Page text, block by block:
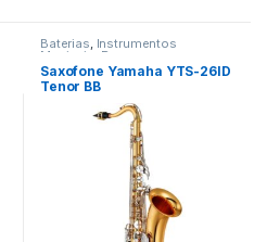
Baterias, Instrumentos
Musicais Percussao
Saxofone Yamaha YTS-26ID
Tenor BB